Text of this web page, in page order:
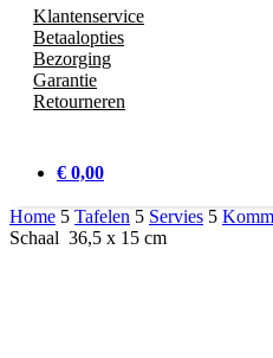
Klantenservice
Betaalopties
Bezorging
Garantie
Retourneren
€ 0,00
Home 5 Tafelen 5 Servies 5
Schaal 36,5 x 15 cm